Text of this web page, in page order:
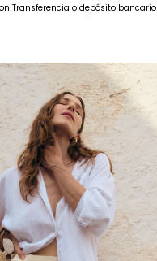
Transferencia o depósito bancario